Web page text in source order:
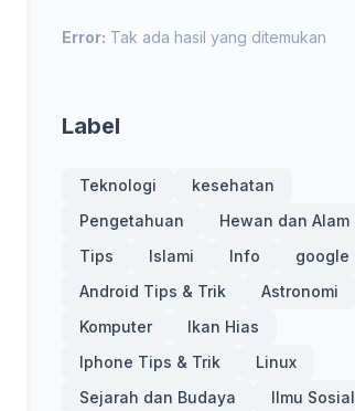
Error: Tak ada hasil yang ditemukan
Label
Teknologi
kesehatan
Pengetahuan
Hewan dan Alam
Tips
Islami Info
google
Android Tips & Trik
Astronomi
Komputer
Ikan Hias
Iphone Tips & Trik
Linux
Sejarah dan Budaya
Ilmu Sosial